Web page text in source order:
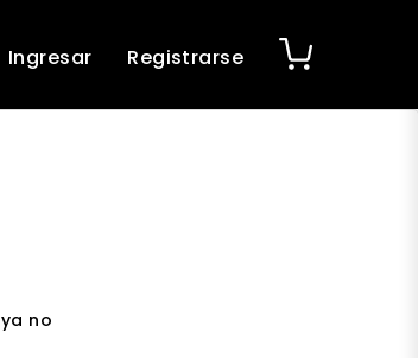
Ingresar Registrarse
ya no